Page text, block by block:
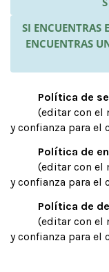
SI ENCUENTRAS
ENCUENTRAS
Política de
(editar con el
y confianza para el
Política de
(editar con el
y confianza para el
Política de
(editar con el
y confianza para el